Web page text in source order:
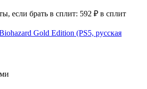
если брать в сплит: 592 ₽ в сплит
Gold Edition (PS5, русская